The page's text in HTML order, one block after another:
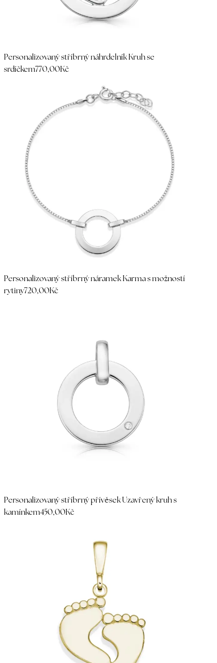
Personalizovaný stříbrný náhrdelník Kruh se
srdíčkem770,00Kč
Personalizovaný stříbrný náramek Karma s možností
rytiny720,00Kč
Personalizovaný stříbrný přívěsek Uzavřený kruh s
kamínkem450,00Kč